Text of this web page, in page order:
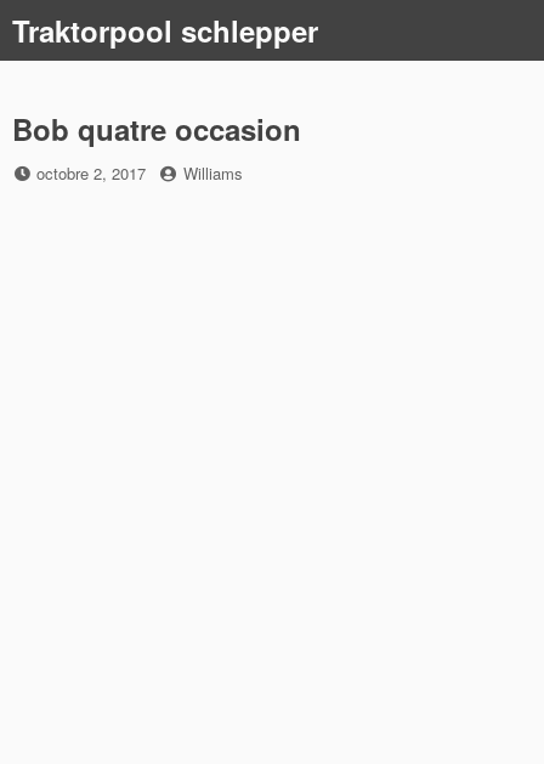
content
Traktorpool schlepper
Bob quatre occasion
Posted
octobre 2, 2017 by
Williams